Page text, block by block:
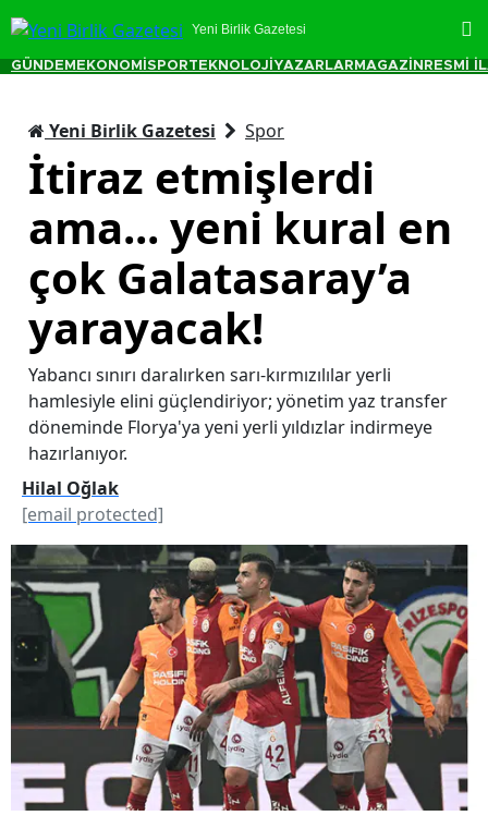
Yeni Birlik Gazetesi
GÜNDEM EKONOMİ SPORTEKNOLOJİ YAZARLAR MAGAZİN RESMİ
Yeni Birlik Gazetesi Spor
İtiraz etmişlerdi
ama... yeni kural en
çok Galatasaray’a
yarayacak!
Yabancı sınırı daralırken sarı-kırmızılılar yerli
hamlesiyle elini güçlendiriyor; yönetim yaz transfer
döneminde Florya'ya yeni yerli yıldızlar indirmeye
hazırlanıyor.
Hilal Oğlak
[email protected]